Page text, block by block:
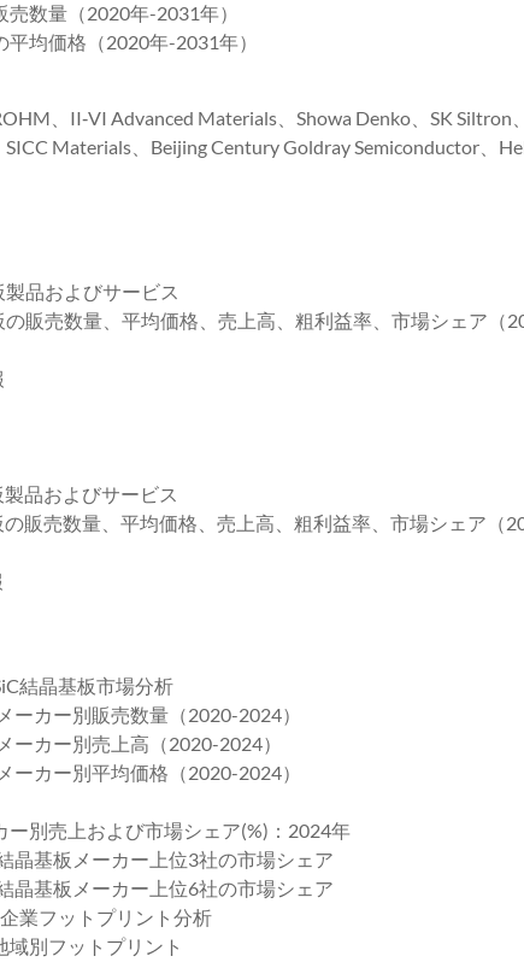
数量（2020年-2031年）
均価格（2020年-2031年）
、II‐VI Advanced Materials、Showa Denko、SK Siltron、
SICC Materials、Beijing Century Goldray Semiconductor、
品およびサービス
販売数量、平均価格、売上高、粗利益率、市場シェア（
品およびサービス
販売数量、平均価格、売上高、粗利益率、市場シェア（
結晶基板市場分析
ーカー別販売数量（2020-2024）
ーカー別売上高（2020-2024）
ーカー別平均価格（2020-2024）
ー別売上および市場シェア(%)：2024年
晶基板メーカー上位3社の市場シェア
晶基板メーカー上位6社の市場シェア
業フットプリント分析
域別フットプリント